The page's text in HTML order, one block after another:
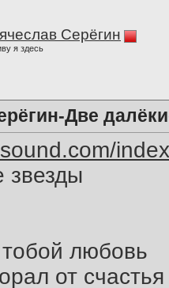
Серёгин
я здесь
Две
звезды
любовь
от счастья